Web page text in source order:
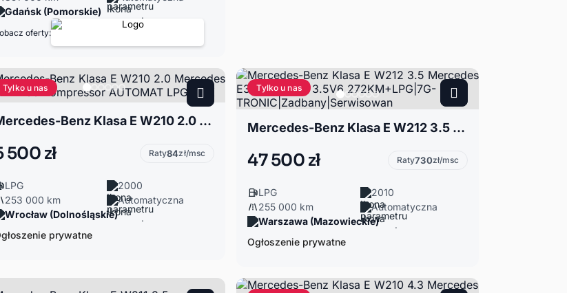
Gdańsk (Pomorskie)
oferty:
Tylko u nas
Mercedes-Benz Klasa E W210 2.0 Mercedes Benz E200 Kompressor AUTOMAT LPG HAK
500 zł Raty84zł/msc
LPG
2000
253 000 km
Automatyczna
Wrocław (Dolnośląskie)
prywatne
Tylko u nas
Mercedes-Benz Klasa E W212 3.5 Mercedes E350 4MATIC 3.5V6 272KM+LPG|7G-TRONIC|Zadbany|Serwisowan
47 500 zł Raty730zł/msc
LPG
2010
255 000 km
Automatyczna
Warszawa (Mazowieckie)
Ogłoszenie prywatne